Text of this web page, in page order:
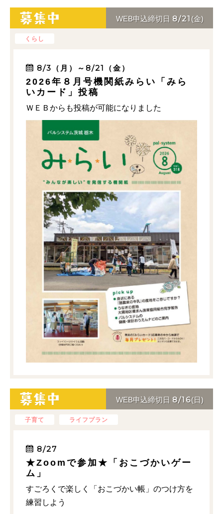
WEB申込締切日 8/21(金)
くらし
8/3（月）～8/21（金）
2026年８月号機関紙みらい「みら
いカード」投稿
ＷＥＢからも投稿が可能になりました
WEB申込締切日 8/16(日)
子育て ライフプラン
8/27
★Zoomで参加★「おこづかいゲー
ム」
すごろくで楽しく「おこづかい帳」のつけ方を
練習しよう